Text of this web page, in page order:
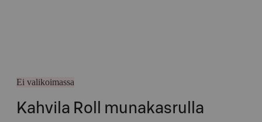
Ei valikoimassa
Kahvila Roll munakasrulla